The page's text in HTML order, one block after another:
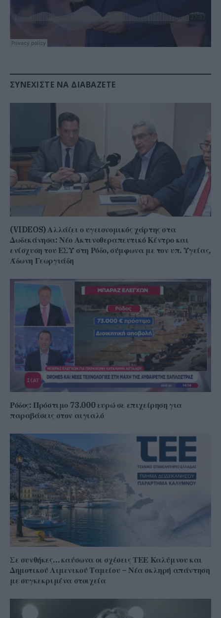
ΣΥΝΕΧΊΣΤΕ ΝΑ ΔΙΑΒΆΖΕΤΕ
(VIDEOS) Αλλάζει ο υγειονομικός χάρτης στα
Δωδεκάνησα: Νέο Ακτινοθεραπευτικό Κέντρο και
ενίσχυση του ΕΣΥ στη Ρόδο, σύμφωνα με τον υπ. Υγείας,
Άδωνη Γεωργιάδη
Ρόδος: Πρόστιμο 73.000 ευρώ σε επιχείρηση για
παραβάσεις στον αιγιαλό
Σε συνθήκες… καύσωνα οι σχέσεις ΤΕΕ Καλύμνου και
Δημοτικού Λιμενικού Ταμείου – Νέα σκληρή απάντηση
με συγκεκριμένα στοιχεία